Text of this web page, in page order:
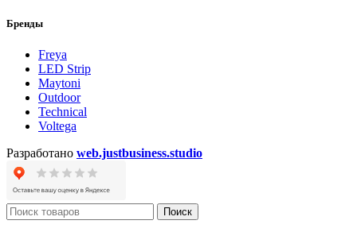
Бренды
Freya
LED Strip
Maytoni
Outdoor
Technical
Voltega
Разработано web.justbusiness.studio
Поиск